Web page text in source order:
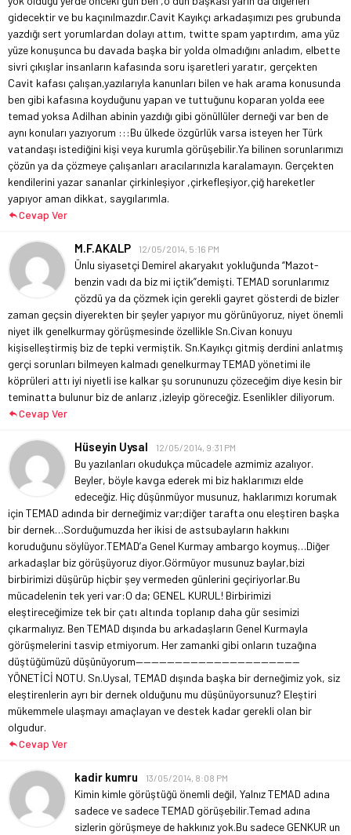
gidecektir ve bu kaçınılmazdır.Cavit Kayıkçı arkadaşımızı pes grubunda
yazdığı sert yorumlardan dolayı attım, twitte spam yaptırdım, ama yüz
yüze konuşunca bu davada başka bir yolda olmadığını anladım, elbette
sivri çıkışlar insanların kafasında soru işaretleri yaratır, gerçekten
Cavit kafası çalışan,yazılarıyla kanunları bilen ve hak arama konusunda
ben gibi kafasına koyduğunu yapan ve tuttuğunu koparan yolda eee
temad yoksa Adilhan abinin yazdığı gibi gönüllüler derneği var ben de
aynı konuları yazıyorum :::Bu ülkede özgürlük varsa isteyen her Türk
vatandaşı istediğini kişi veya kurumla görüşebilir.Ya bilinen sorunlarımızı
çözün ya da çözmeye çalışanları aracılarınızla karalamayın. Gerçekten
kendilerini yazar sananlar çirkinleşiyor ,çirkefleşiyor,çiğ hareketler
yapıyor aman dikkat, saygılarımla.
Cevap Ver
M.F.AKALP 12/05/2014, 5:16 PM
Ünlu siyasetçi Demirel akaryakıt yokluğunda “Mazot-
benzin vadı da biz mi içtik”demişti. TEMAD sorunlarımız
çözdü ya da çözmek için gerekli gayret gösterdi de bizler
zaman geçsin diyerekten bir şeyler yapıyor mu görünüyoruz, niyet önemli
niyet ilk genelkurmay görüşmesinde özellikle Sn.Civan konuyu
kişiselleştirmiş biz de tepki vermiştik. Sn.Kayıkçı gitmiş derdini anlatmış
gerçi sorunları bilmeyen kalmadı genelkurmay TEMAD yönetimi ile
köprüleri attı iyi niyetli ise kalkar şu sorununuzu çözeceğim diye kesin bir
teminatta bulunur biz de anlarız ,izleyip göreceğiz. Esenlikler diliyorum.
Cevap Ver
Hüseyin Uysal 12/05/2014, 9:31 PM
Bu yazılanları okudukça mücadele azmimiz azalıyor.
Beyler, böyle kavga ederek mi biz haklarımızı elde
edeceğiz. Hiç düşünmüyor musunuz, haklarımızı korumak
için TEMAD adında bir derneğimiz var;diğer tarafta onu eleştiren başka
bir dernek…Sorduğumuzda her ikisi de astsubayların hakkını
koruduğunu söylüyor.TEMAD’a Genel Kurmay ambargo koymuş…Diğer
arkadaşlar biz görüşüyoruz diyor.Görmüyor musunuz baylar,bizi
birbirimizi düşürüp hiçbir şey vermeden günlerini geçiriyorlar.Bu
mücadelenin tek yeri var:O da; GENEL KURUL! Birbirimizi
eleştireceğimize tek bir çatı altında toplanıp daha gür sesimizi
çıkarmalıyız. Ben TEMAD dışında bu arkadaşların Genel Kurmayla
görüşmelerini tasvip etmiyorum. Her zamanki gibi onların tuzağına
düştüğümüzü düşünüyorum—————————————————————
YÖNETİCİ NOTU. Sn.Uysal, TEMAD dışında başka bir derneğimiz yok, siz
eleştirenlerin ayrı bir dernek olduğunu mu düşünüyorsunuz? Eleştiri
mükemmele ulaşmayı amaçlayan ve destek kadar gerekli olan bir
olgudur.
Cevap Ver
kadir kumru 13/05/2014, 8:08 PM
Kimin kimle görüştüğü önemli değil, Yalnız TEMAD adına
sadece ve sadece TEMAD görüşebilir.Temad adına
sizlerin görüşmeye de hakkınız yok.Bu sadece GENKUR un